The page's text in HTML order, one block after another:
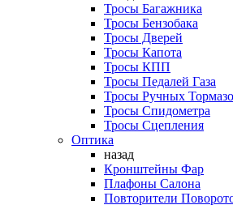
Тросы Багажника
Тросы Бензобака
Тросы Дверей
Тросы Капота
Тросы КПП
Тросы Педалей Газа
Тросы Ручных
Тросы Спидометра
Тросы Сцепления
Оптика
назад
Кронштейны Фар
Плафоны Салона
Повторители